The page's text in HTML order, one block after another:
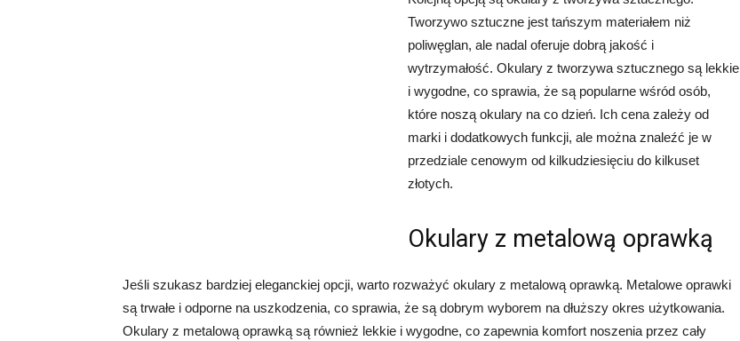
Tworzywo sztuczne jest tańszym materiałem niż
poliwęglan, ale nadal oferuje dobrą jakość i
wytrzymałość. Okulary z tworzywa sztucznego są lekkie
i wygodne, co sprawia, że są popularne wśród osób,
które noszą okulary na co dzień. Ich cena zależy od
marki i dodatkowych funkcji, ale można znaleźć je w
przedziale cenowym od kilkudziesięciu do kilkuset
złotych.
Okulary z metalową oprawką
Jeśli szukasz bardziej eleganckiej opcji, warto rozważyć okulary z metalową oprawką. Metalowe oprawki
są trwałe i odporne na uszkodzenia, co sprawia, że są dobrym wyborem na dłuższy okres użytkowania.
Okulary z metalową oprawką są również lekkie i wygodne, co zapewnia komfort noszenia przez cały